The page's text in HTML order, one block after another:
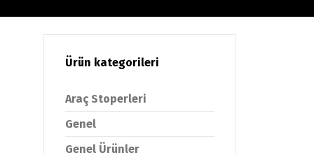
Ürün kategorileri
Araç Stoperleri
Genel
Genel Ürünler